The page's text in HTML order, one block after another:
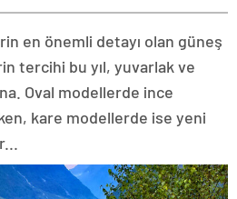
en önemli detayı olan güneş
tercihi bu yıl, yuvarlak ve
Oval modellerde ince
kare modellerde ise yeni